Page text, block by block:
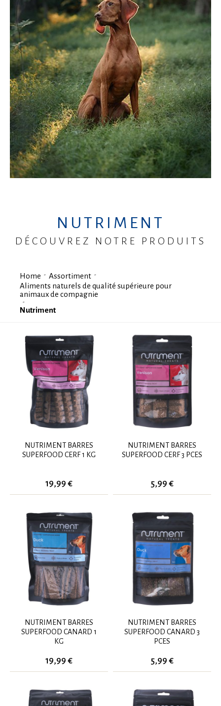
NUTRIMENT
DÉCOUVREZ NOTRE PRODUITS
Home
Assortiment
Aliments naturels de qualité supérieure pour
animaux de compagnie
Nutriment
NUTRIMENT BARRES
SUPERFOOD CERF 1 KG
19,99 €
NUTRIMENT BARRES
SUPERFOOD CERF 3 PCES
5,99 €
NUTRIMENT BARRES
SUPERFOOD CANARD 1
KG
19,99 €
NUTRIMENT BARRES
SUPERFOOD CANARD 3
PCES
5,99 €